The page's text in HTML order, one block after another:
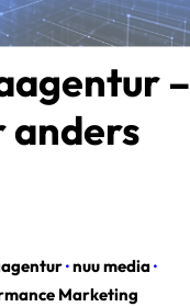
–
anders
·nuu media·
Marketing